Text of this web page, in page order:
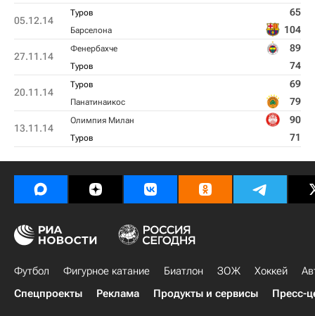
05.12.14
Туров 65
Барселона 104
27.11.14
Фенербахче 89
Туров 74
20.11.14
Туров 69
Панатинаикос 79
13.11.14
Олимпия Милан 90
Туров 71
Футбол Фигурное катание Биатлон ЗОЖ Хоккей
Спецпроекты
Реклама Продукты и сервисы Пресс-